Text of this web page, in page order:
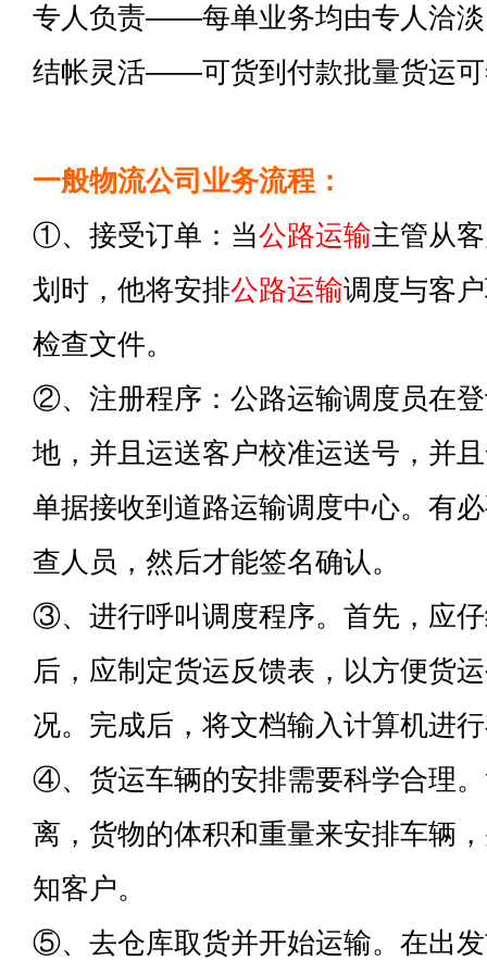
专人负责——每单业务均由专人洽
结帐灵活——可货到付款批量货运
一般物流公司业务流程：
①、接受订单：当公路运输主管从
划时，他将安排公路运输调度与客
检查文件。
②、注册程序：公路运输调度员在
地，并且运送客户校准运送号，并
单据接收到道路运输调度中心。有
查人员，然后才能签名确认。
③、进行呼叫调度程序。首先，应
后，应制定货运反馈表，以方便货
况。完成后，将文档输入计算机进
④、货运车辆的安排需要科学合理
离，货物的体积和重量来安排车辆
知客户。
⑤、去仓库取货并开始运输。在出